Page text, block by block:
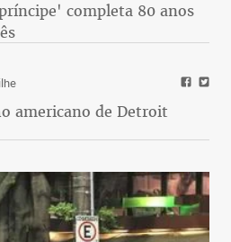
completa 80 anos
americano de Detroit